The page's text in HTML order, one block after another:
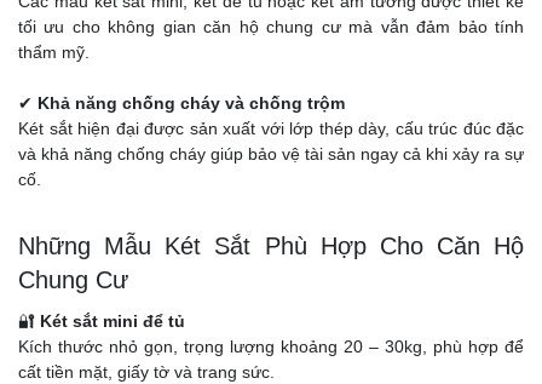
tối ưu cho không gian căn hộ chung cư mà vẫn đảm bảo tính
thẩm mỹ.
✔ Khả năng chống cháy và chống trộm
Két sắt hiện đại được sản xuất với lớp thép dày, cấu trúc đúc đặc
và khả năng chống cháy giúp bảo vệ tài sản ngay cả khi xảy ra sự
cố.
Những Mẫu Két Sắt Phù Hợp Cho Căn Hộ
Chung Cư
🔐 Két sắt mini để tủ
Kích thước nhỏ gọn, trọng lượng khoảng 20 – 30kg, phù hợp để
cất tiền mặt, giấy tờ và trang sức.